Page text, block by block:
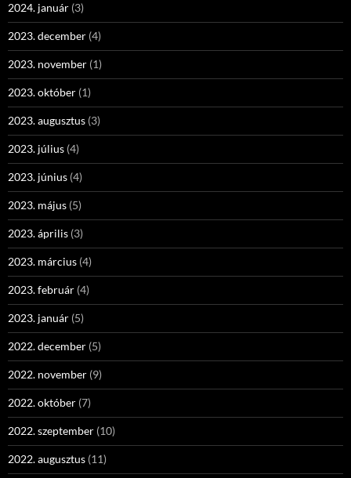
2024. január (3)
2023. december (4)
2023. november (1)
2023. október (1)
2023. augusztus (3)
2023. július (4)
2023. június (4)
2023. május (5)
2023. április (3)
2023. március (4)
2023. február (4)
2023. január (5)
2022. december (5)
2022. november (9)
2022. október (7)
2022. szeptember (10)
2022. augusztus (11)